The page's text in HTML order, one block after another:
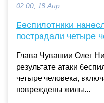
02:00, 18 Апр
Беспилотники
пострадали четыре
Глава Чувашии Олег
результате атаки
четыре человека,
повреждены жилы...